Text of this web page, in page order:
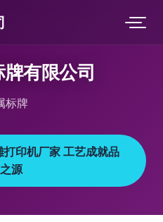
有限公司
标牌
印机厂家 工艺成就品
源